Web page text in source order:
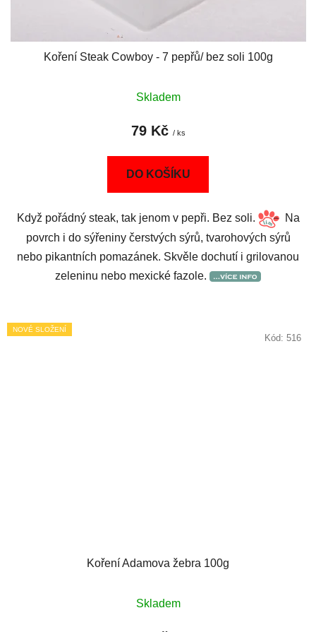
Koření Steak Cowboy - 7 pepřů/ bez soli 100g
Skladem
79 Kč / ks
DO KOŠÍKU
Když pořádný steak, tak jenom v pepři. Bez soli.
Na
povrch i do sýřeniny čerstvých sýrů, tvarohových sýrů
nebo pikantních pomazánek. Skvěle dochutí i grilovanou
zeleninu nebo mexické fazole.
NOVÉ SLOŽENÍ
Koření Adamova žebra 100g
Skladem
Kód: 516